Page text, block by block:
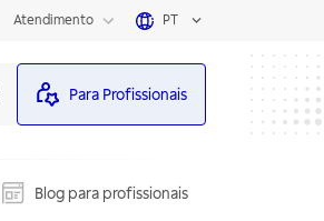
Atendimento PT
Para Profissionais
Blog para profissionais